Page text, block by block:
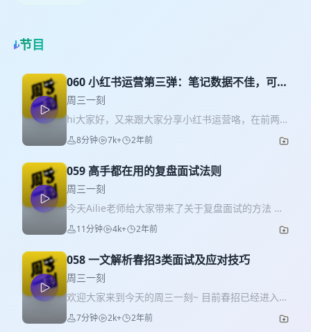
节目
060 小红书运营第三弹：笔记数据不佳，可能
是这几个原因！
周三一刻
hi大家好，又来跟大家分享小红书运营咯，在前两
期内容发布后，有同学在实操过程中对于笔记数据
不好，产生了很多怀疑和焦虑 所以这期呢，想跟大
佳，有可能是哪些因素导致的呢~
8分钟 7k+ 2年前
059 高手都在用的复盘面试法则
周三一刻
今天Ailie老师给大家带来了关于复盘面试的方法 在
求职的过程中，相比参加一场场面试之后没有结
果，这个过程中更重要的一个环节就是复盘面试。
面试题库合集；另一方面通过拆解面试官的提问逻
辑，让自己在之后的面试也能迅速捕捉面试官考察
点，快速准确地形成回答思路，最终用复盘总结的
经验帮助自己通过下一场面试，冲刺offer。 如果大
家还在为拿不到offer在发愁，那就来听一听吧，好
11分钟 4k+ 2年前
058 一文解析春招3类面试及应对技巧
周三一刻
欢迎大家来到今天的周三一刻~ 目前春招已经进入
“金三银四”中”银四“这个阶段了，企业也在陆续发出
面试邀请，拿到offer的同学一般会经历三个类型面
7分钟 2k+ 2年前